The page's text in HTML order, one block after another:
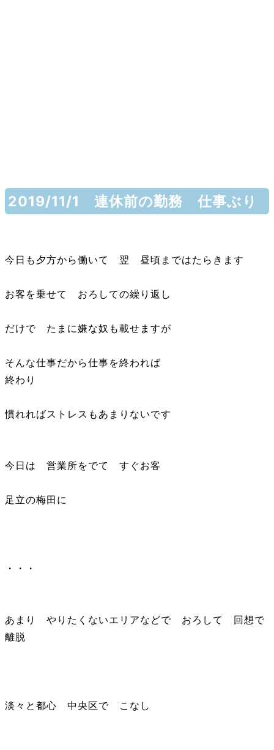
2019/11/1 連休前の勤務 仕事ぶり
今日も夕方から働いて 翌 昼頃まではたらきます
お客を乗せて おろしての繰り返し
だけで たまに嫌な奴も載せますが
そんな仕事だから仕事を終われば
終わり
慣れればストレスもあまりないです
今日は 営業所をでて すぐお客
足立の梅田に
・・・
あまり やりたくないエリアなどで おろして 回想で
離脱
淡々と都心 中央区で こなし